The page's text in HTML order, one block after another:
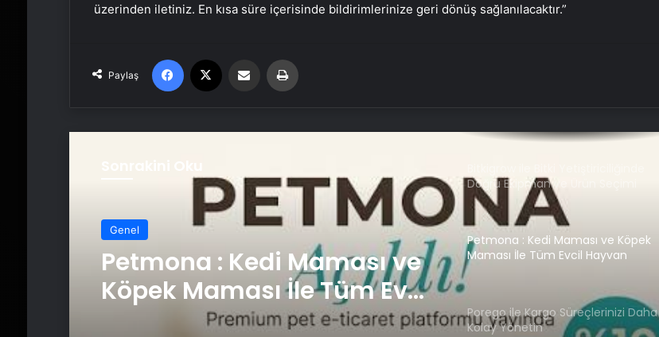
üzerinden iletiniz. En kısa süre içerisinde bildirimlerinize geri dönüş sağlanılacaktır.”
Paylaş
Facebook Email'den paylaş
Genel
Petmona : Kedi Maması ve
Köpek Maması İle Tüm Evcil
Hayvan Ürünleri
Doğru Ekipman ve Ürün Seçimi
Petmona : Kedi Maması ve Köpek
Maması İle Tüm Evcil Hayvan
Ürünleri
Porego ile Kargo Süreçlerinizi Daha
Kolay Yönetin